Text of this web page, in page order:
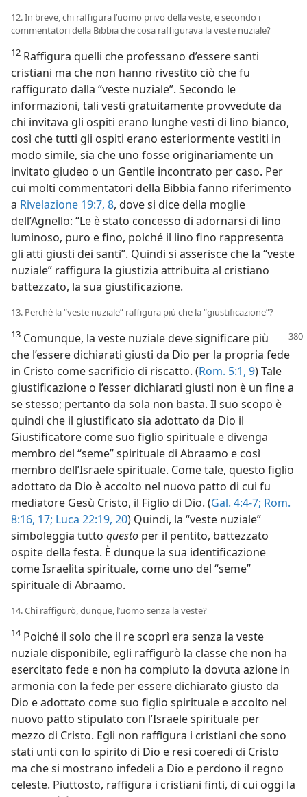
12. In breve, chi raffigura l’uomo privo della veste, e secondo i
commentatori della Bibbia che cosa raffigurava la veste nuziale?
12 Raffigura quelli che professano d’essere santi
cristiani ma che non hanno rivestito ciò che fu
raffigurato dalla “veste nuziale”. Secondo le
informazioni, tali vesti gratuitamente provvedute da
chi invitava gli ospiti erano lunghe vesti di lino bianco,
così che tutti gli ospiti erano esteriormente vestiti in
modo simile, sia che uno fosse originariamente un
invitato giudeo o un Gentile incontrato per caso. Per
cui molti commentatori della Bibbia fanno riferimento
a Rivelazione 19:7, 8, dove si dice della moglie
dell’Agnello: “Le è stato concesso di adornarsi di lino
luminoso, puro e fino, poiché il lino fino rappresenta
gli atti giusti dei santi”. Quindi si asserisce che la “veste
nuziale” raffigura la giustizia attribuita al cristiano
battezzato, la sua giustificazione.
13. Perché la “veste nuziale” raffigura più che la “giustificazione”?
13 Comunque, la veste nuziale deve significare più
che l’essere dichiarati giusti da Dio per la propria fede
in Cristo come sacrificio di riscatto. (Rom. 5:1, 9) Tale
giustificazione o l’esser dichiarati giusti non è un fine a
se stesso; pertanto da sola non basta. Il suo scopo è
quindi che il giustificato sia adottato da Dio il
Giustificatore come suo figlio spirituale e divenga
membro del “seme” spirituale di Abraamo e così
membro dell’Israele spirituale. Come tale, questo figlio
adottato da Dio è accolto nel nuovo patto di cui fu
mediatore Gesù Cristo, il Figlio di Dio. (Gal. 4:4-7; Rom.
8:16, 17; Luca 22:19, 20) Quindi, la “veste nuziale”
simboleggia tutto questo per il pentito, battezzato
ospite della festa. È dunque la sua identificazione
come Israelita spirituale, come uno del “seme”
spirituale di Abraamo.
14. Chi raffigurò, dunque, l’uomo senza la veste?
14Poiché il solo che il re scoprì era senza la veste
nuziale disponibile, egli raffigurò la classe che non ha
esercitato fede e non ha compiuto la dovuta azione in
armonia con la fede per essere dichiarato giusto da
Dio e adottato come suo figlio spirituale e accolto nel
nuovo patto stipulato con l’Israele spirituale per
mezzo di Cristo. Egli non raffigura i cristiani che sono
stati unti con lo spirito di Dio e resi coeredi di Cristo
ma che si mostrano infedeli a Dio e perdono il regno
celeste. Piuttosto, raffigura i cristiani finti, di cui oggi la